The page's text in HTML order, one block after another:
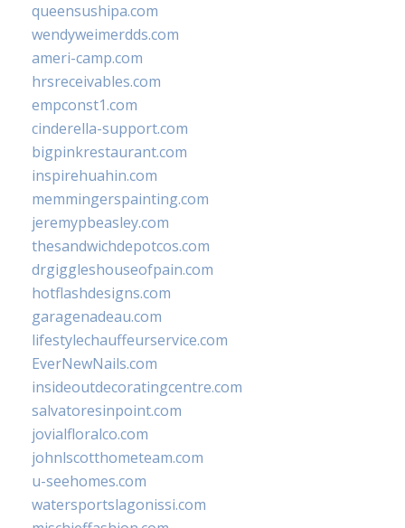
queensushipa.com
wendyweimerdds.com
ameri-camp.com
hrsreceivables.com
empconst1.com
cinderella-support.com
bigpinkrestaurant.com
inspirehuahin.com
memmingerspainting.com
jeremypbeasley.com
thesandwichdepotcos.com
drgiggleshouseofpain.com
hotflashdesigns.com
garagenadeau.com
lifestylechauffeurservice.com
EverNewNails.com
insideoutdecoratingcentre.com
salvatoresinpoint.com
jovialfloralco.com
johnlscotthometeam.com
u-seehomes.com
watersportslagonissi.com